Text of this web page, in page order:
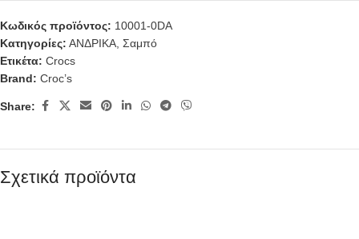
Κωδικός προϊόντος: 10001-0DA
Κατηγορίες: ΑΝΔΡΙΚΑ Σαμπό
Ετικέτα: Crocs
Brand: Croc’s
Share:
Σχετικά προϊόντα